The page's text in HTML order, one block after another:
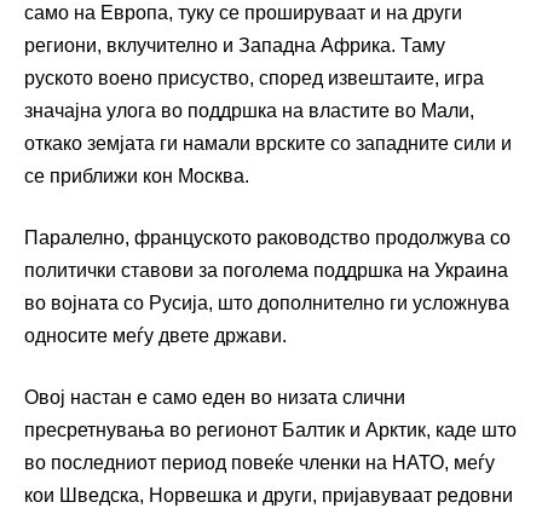
само на Европа, туку се прошируваат и на други
региони, вклучително и Западна Африка. Таму
руското воено присуство, според извештаите, игра
значајна улога во поддршка на властите во Мали,
откако земјата ги намали врските со западните сили и
се приближи кон Москва.
Паралелно, француското раководство продолжува со
политички ставови за поголема поддршка на Украина
во војната со Русија, што дополнително ги усложнува
односите меѓу двете држави.
Овој настан е само еден во низата слични
пресретнувања во регионот Балтик и Арктик, каде што
во последниот период повеќе членки на НАТО, меѓу
кои Шведска, Норвешка и други, пријавуваат редовни